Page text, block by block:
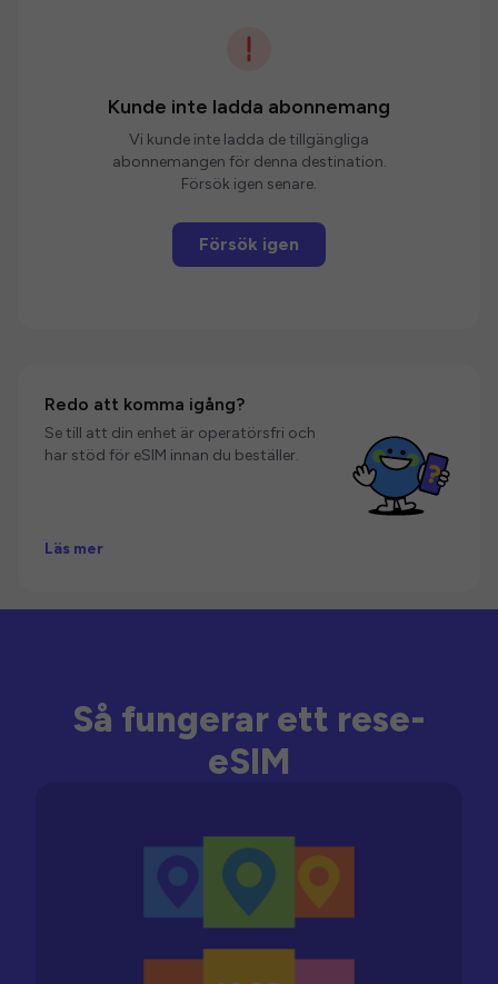
Kunde inte ladda abonnemang
Vi kunde inte ladda de tillgängliga
abonnemangen för denna destination.
Försök igen senare.
Försök igen
Redo att komma igång?
Se till att din enhet är operatörsfri och
har stöd för eSIM innan du beställer.
Läs mer
Så fungerar ett rese-
eSIM